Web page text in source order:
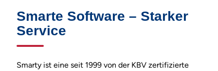
Smarte Software – Starker
Service
Smarty ist eine seit 1999 von der KBV zertifizierte